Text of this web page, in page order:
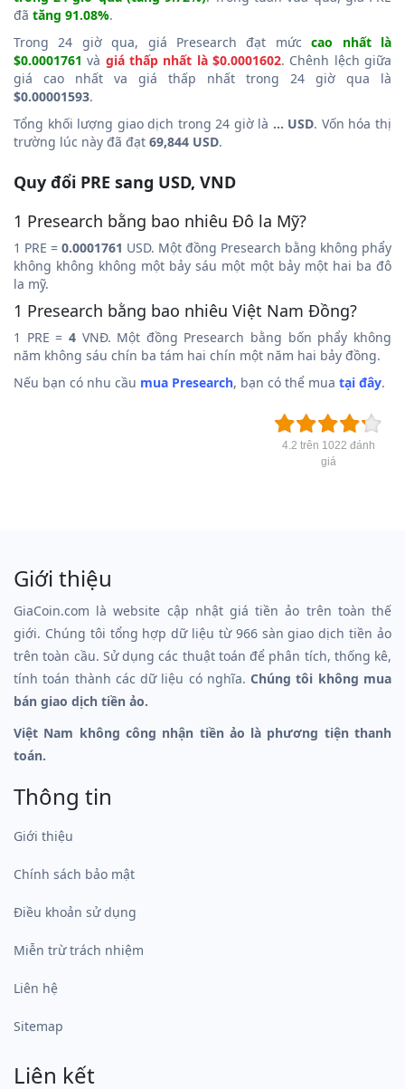
đã tăng 91.08%.
Trong 24 giờ qua, giá Presearch đạt mứccao nhất là
$0.0001761 và giá thấp nhất là $0.0001602. Chênh lệch giữa
giá cao nhất va giá thấp nhất trong 24 giờ qua là
$0.00001593.
Tổng khối lượng giao dịch trong 24 giờ là ... USD. Vốn hóa thị
trường lúc này đã đạt 69,844 USD.
Quy đổi PRE sang USD, VND
1 Presearch bằng bao nhiêu Đô la Mỹ?
1 PRE = 0.0001761 USD. Một đồng Presearch bằng không phẩy
không không không một bảy sáu một một bảy một hai ba đô
la mỹ.
1 Presearch bằng bao nhiêu Việt Nam Đồng?
1 PRE = 4VNĐ. Một đồng Presearch bằng bốn phẩy không
năm không sáu chín ba tám hai chín một năm hai bảy đồng.
Nếu bạn có nhu cầu mua Presearch, bạn có thể mua tại đây.
4.2 trên 1022 đánh
giá
Giới thiệu
GiaCoin.com là website cập nhật giá tiền ảo trên toàn thế
giới. Chúng tôi tổng hợp dữ liệu từ 966 sàn giao dịch tiền ảo
trên toàn cầu. Sử dụng các thuật toán để phân tích, thống kê,
tính toán thành các dữ liệu có nghĩa.Chúng tôi không mua
bán giao dịch tiền ảo.
Việt Nam không công nhận tiền ảo là phương tiện thanh
toán.
Thông tin
Giới thiệu
Chính sách bảo mật
Điều khoản sử dụng
Miễn trừ trách nhiệm
Liên hệ
Sitemap
Liên kết